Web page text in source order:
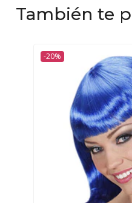
También te
-20%